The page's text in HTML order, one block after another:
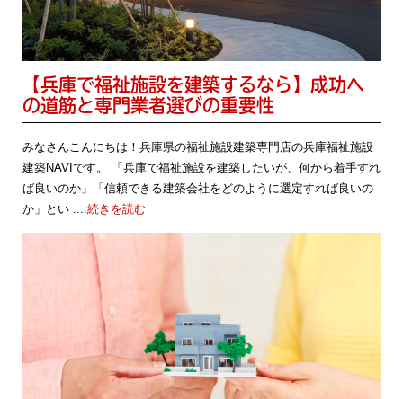
【兵庫で福祉施設を建築するなら】成功へ
の道筋と専門業者選びの重要性
みなさんこんにちは！兵庫県の福祉施設建築専門店の兵庫福祉施設
建築NAVIです。 「兵庫で福祉施設を建築したいが、何から着手すれ
ば良いのか」「信頼できる建築会社をどのように選定すれば良いの
か」とい .... 続きを読む